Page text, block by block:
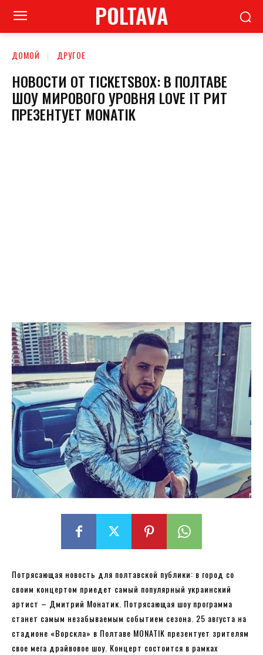
POLTAVA
ДОМОЙ ДРУГОЕ
НОВОСТИ ОТ TICKETSBOX: В ПОЛТАВЕ
ШОУ МИРОВОГО УРОВНЯ LOVE IT РИТ
ПРЕЗЕНТУЕТ MONATIK
Потрясающая новость для полтавской публики: в город со
своим концертом приедет самый популярный украинский
артист – Дмитрий Монатик. Потрясающая шоу программа
станет самым незабываемым событием сезона. 25 августа на
стадионе «Ворскла» в Полтаве MONATIK презентует зрителям
свое мега драйвовое шоу. Концерт состоится в рамках